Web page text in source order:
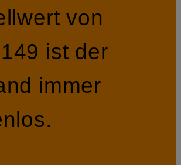
von
ist der
immer